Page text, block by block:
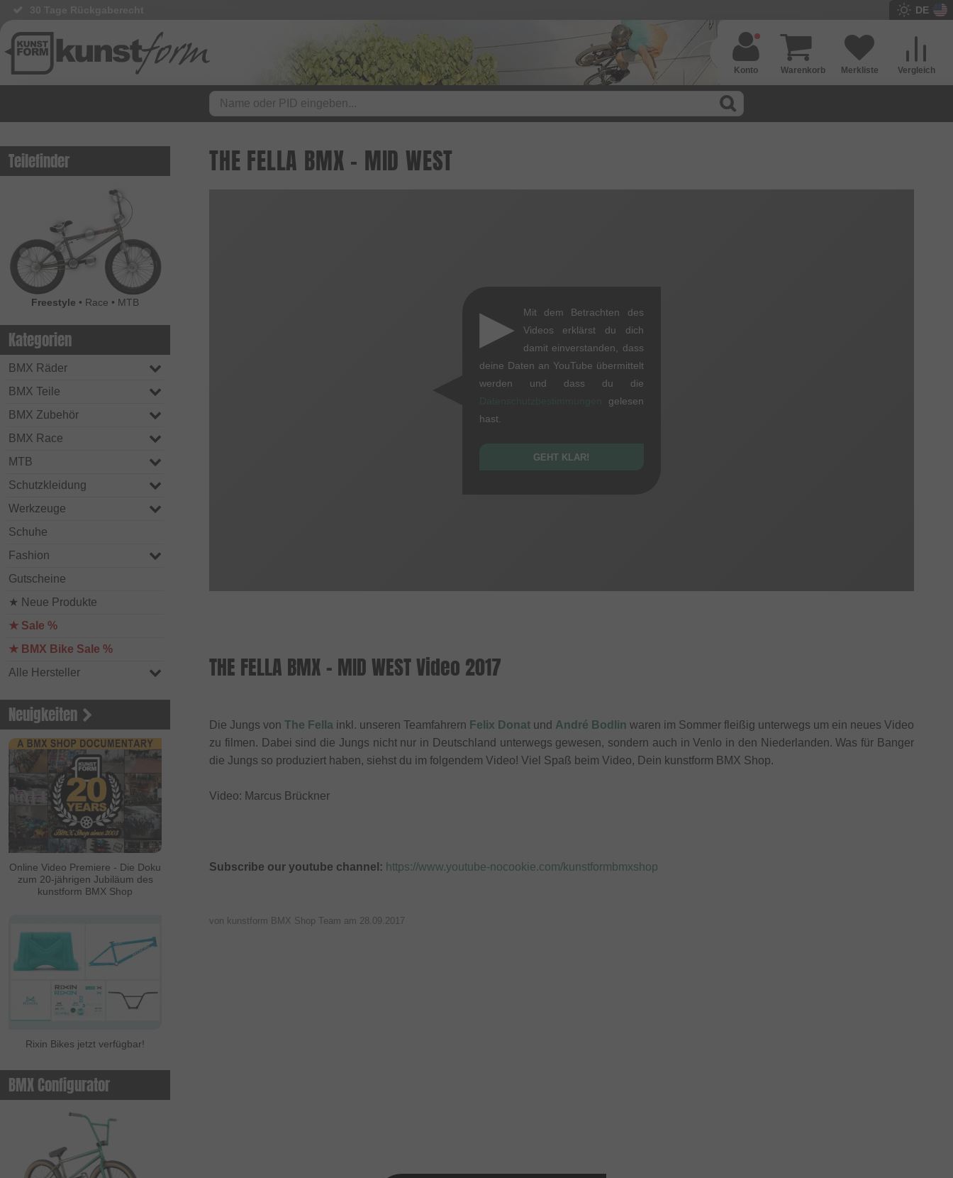
DE
Vergleich
Merkliste
Warenkorb
Konto
Teilefinder
Freestyle • Race • MTB
Kategorien
BMX Räder
BMX Teile
BMX Zubehör
BMX Race
MTB
Schutzkleidung
Werkzeuge
Schuhe
Fashion
Gutscheine
★ Neue Produkte
★ Sale %
★ BMX Bike Sale %
Alle Hersteller
Neuigkeiten
Online Video Premiere - Die Doku
zum 20-jährigen Jubiläum des
kunstform BMX Shop
Rixin Bikes jetzt verfügbar!
BMX Configurator
THE FELLA BMX - MID WEST
▶
Mit dem Betrachten des
Videos erklärst du dich
damit einverstanden, dass
deine Daten an YouTube übermittelt
werden und dass du die
gelesen
hast.
GEHT KLAR!
THE FELLA BMX - MID WEST Video 2017
Die Jungs von The Fella inkl. unseren Teamfahrern Felix Donat und André Bodlin waren im Sommer fleißig unterwegs um ein neues Video
zu filmen. Dabei sind die Jungs nicht nur in Deutschland unterwegs gewesen, sondern auch in Venlo in den Niederlanden. Was für Banger
die Jungs so produziert haben, siehst du im folgendem Video! Viel Spaß beim Video, Dein kunstform BMX Shop.
Video: Marcus Brückner
Subscribe our youtube channel: https://www.youtube-nocookie.com/kunstformbmxshop
von kunstform BMX Shop Team am 28.09.2017